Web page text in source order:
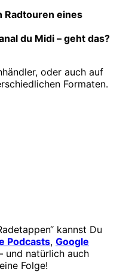
Radtouren eines
du Midi – geht das?
oder auch auf
Formaten.
kannst Du
Podcasts, Google
und natürlich auch
Folge!